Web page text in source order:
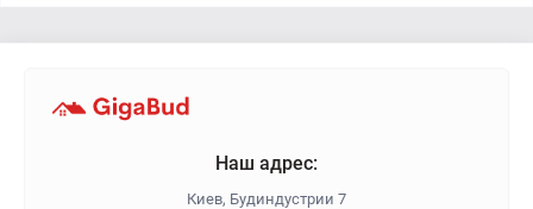
Наш адрес:
Киев, Будиндустрии 7